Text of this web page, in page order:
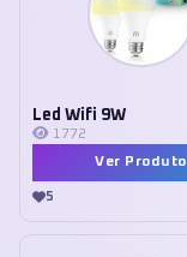
Led Wifi 9W
1772
Ver Produto
5